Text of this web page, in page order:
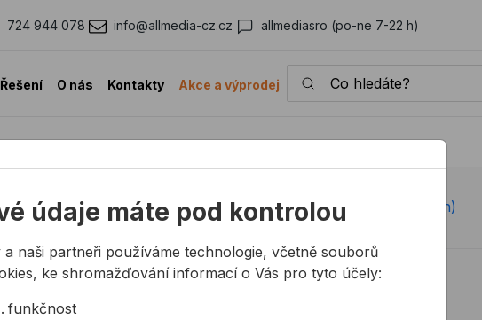
724 944 078 info@allmedia-cz.cz allmediasro (po-ne 7-22 h)
Řešení O nás Kontakty Akce a výprodej
Co hledáte?
944 078 info@allmedia-cz.cz allmediasro (po-ne 7-22 h)
údaje máte pod kontrolou
a naši partneři používáme technologie, včetně souborů
ke shromažďování informací o Vás pro tyto účely:
funkčnost